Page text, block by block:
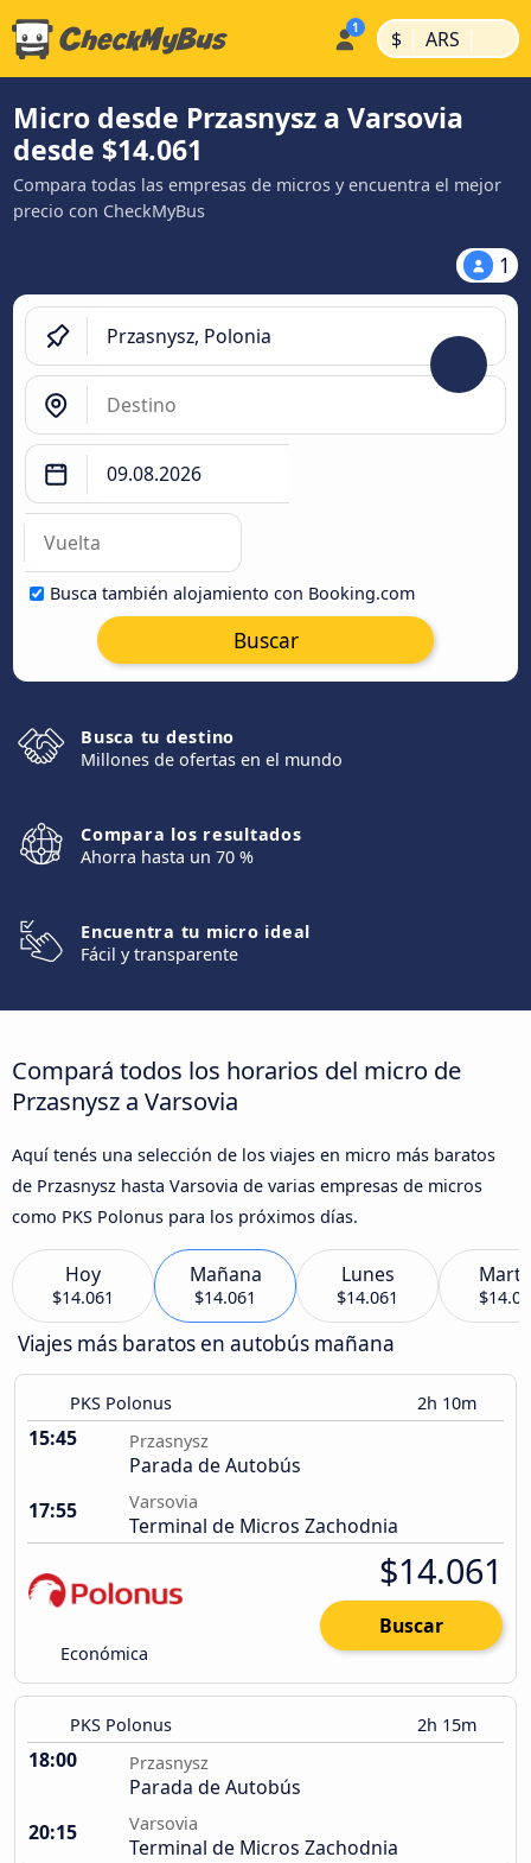
$ | ARS |
Micro desde Przasnysz a Varsovia
desde $14.061
Compara todas las empresas de micros y encuentra el mejor
precio con CheckMyBus
1
Busca también alojamiento con Booking.com
Buscar
Busca tu destino
Millones de ofertas en el mundo
Compara los resultados
Ahorra hasta un 70 %
Encuentra tu micro ideal
Fácil y transparente
Compará todos los horarios del micro de
Przasnysz a Varsovia
Aquí tenés una selección de los viajes en micro más baratos
de Przasnysz hasta Varsovia de varias empresas de micros
como PKS Polonus para los próximos días.
Hoy
$14.061
Mañana
$14.061
Lunes
$14.061
Viajes más baratos en autobús mañana
PKS Polonus 2h 10m
15:45 Przasnysz
Parada de Autobús
17:55
Varsovia
Terminal de Micros Zachodnia
Económica
$14.061
Buscar
PKS Polonus 2h 15m
18:00 Przasnysz
Parada de Autobús
20:15
Varsovia
Terminal de Micros Zachodnia